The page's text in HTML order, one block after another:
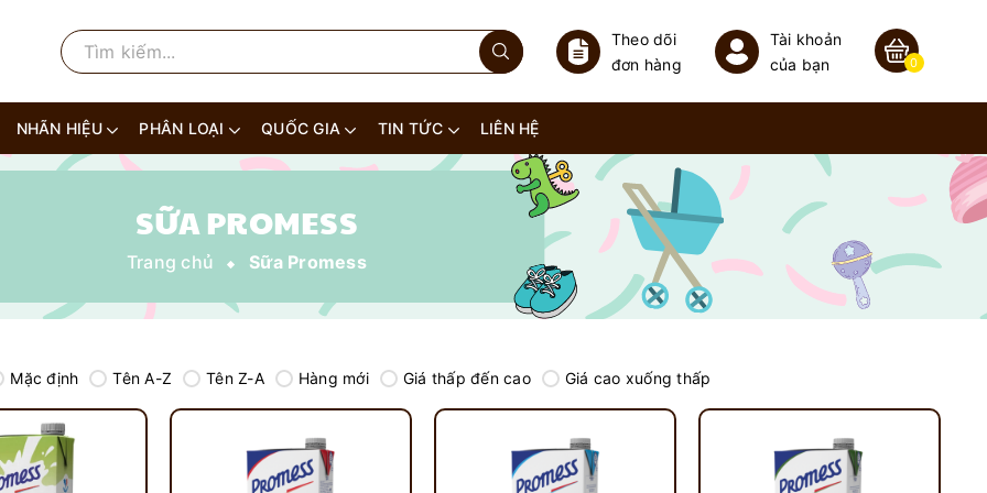
Theo dõi
đơn hàng
Tài khoản
của bạn
0
NHÃN HIỆU PHÂN LOẠI QUỐC GIA TIN TỨC LIÊN HỆ
SỮA PROMESS
Trang chủ Sữa Promess
Mặc định Tên A-Z Tên Z-A Hàng mới Giá thấp đến cao Giá cao xuống thấp